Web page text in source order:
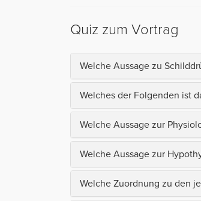
Quiz zum Vortrag
Welche Aussage zu
Welches der Folgenden ist
Welche Aussage zur
Welche Aussage zur
Welche Zuordnung zu den